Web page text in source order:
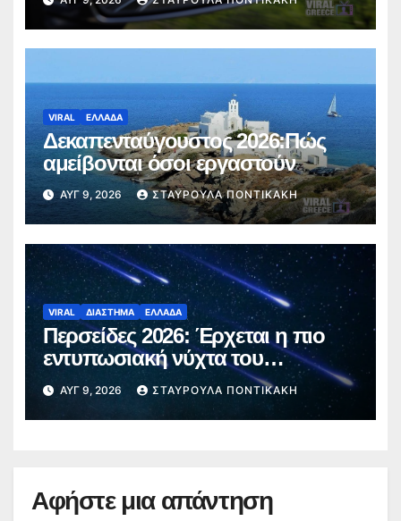
ταξίδι
VIRAL ΕΛΛΑΔΑ
Δεκαπενταύγουστος 2026:Πώς
αμείβονται όσοι εργαστούν
ΑΥΓ 9, 2026 ΣΤΑΥΡΟΎΛΑ ΠΟΝΤΙΚΆΚΗ
VIRAL ΔΙΑΣΤΗΜΑ ΕΛΛΑΔΑ
Περσείδες 2026: Έρχεται η πιο
εντυπωσιακή νύχτα του
καλοκαιριού – Πότε θα δούμε τα
«πεφταστέρια»
ΑΥΓ 9, 2026 ΣΤΑΥΡΟΎΛΑ ΠΟΝΤΙΚΆΚΗ
Αφήστε μια απάντηση